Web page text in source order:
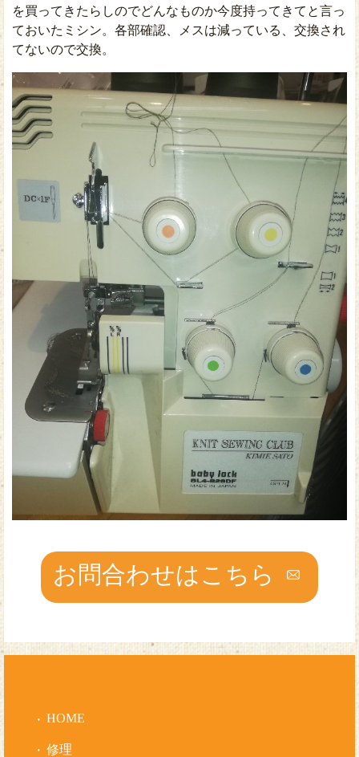
を買ってきたらしのでどんなものか今度持ってきてと言っ
ておいたミシン。各部確認、メスは減っている、交換され
てないので交換。
お問合わせはこちら
HOME
修理